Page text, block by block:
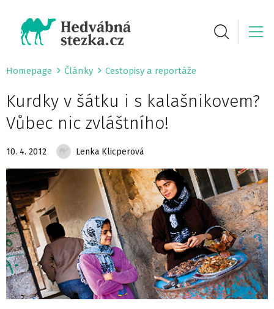
Homepage Články Cestopisy a reportáže
Kurdky v šátku i s kalašnikovem?
Vůbec nic zvláštního!
10. 4. 2012 Lenka Klicperová